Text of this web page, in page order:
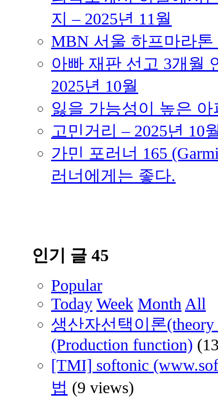
지 – 2025년 11월
MBN 서울 하프마라톤
아빠 재판 선고 3개월
2025년 10월
잃을 가능성이 높은
고민거리 – 2025년 10
가민 포러너 165
러너에게는 좋다.
인기 글 45
Popular
Today Week Month All
생산자선택이론(theory
(Production function)
[TMI] softonic
법 (9 views)